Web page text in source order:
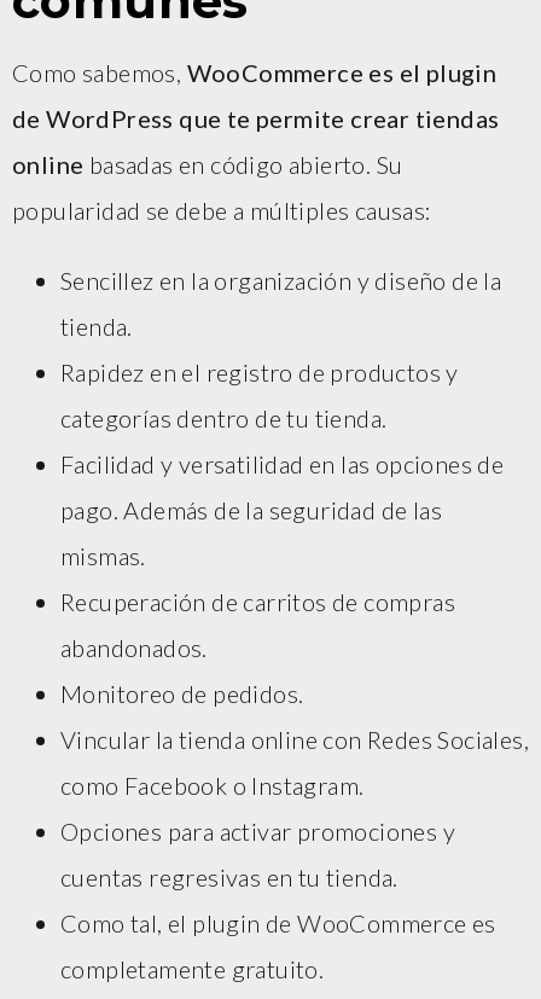
Como sabemos, WooCommerce es el plugin
de WordPress que te permite crear tiendas
online basadas en código abierto. Su
popularidad se debe a múltiples causas:
Sencillez en la organización y diseño de la
tienda.
Rapidez en el registro de productos y
categorías dentro de tu tienda.
Facilidad y versatilidad en las opciones de
pago. Además de la seguridad de las
mismas.
Recuperación de carritos de compras
abandonados.
Monitoreo de pedidos.
Vincular la tienda online con Redes Sociales,
como Facebook o Instagram.
Opciones para activar promociones y
cuentas regresivas en tu tienda.
Como tal, el plugin de WooCommerce es
completamente gratuito.